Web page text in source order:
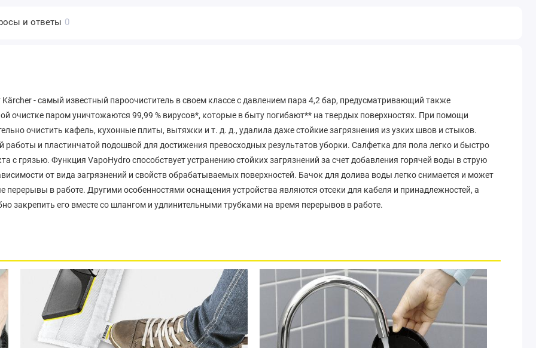
и ответы 0
Kärcher - самый известный пароочиститель в своем классе с давлением пара 4,2 бар, предусматривающий также
очистке паром уничтожаются 99,99 % вирусов*, которые в быту погибают** на твердых поверхностях. При помощи
очистить кафель, кухонные плиты, вытяжки и т. д. д., удалила даже стойкие загрязнения из узких швов и стыков.
и пластинчатой ​​подошвой для достижения превосходных результатов уборки. Салфетка для пола легко и быстро
с грязью. Функция VapoHydro способствует устранению стойких загрязнений за счет добавления горячей воды в струю
от вида загрязнений и свойств обрабатываемых поверхностей. Бачок для долива воды легко снимается и может
в работе. Другими особенностями оснащения устройства являются отсеки для кабеля и принадлежностей, а
закрепить его вместе со шлангом и удлинительными трубками на время перерывов в работе.